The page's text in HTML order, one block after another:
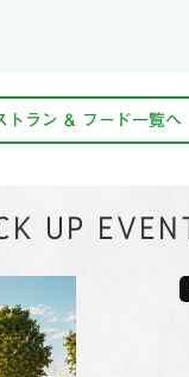
トラン & フード一覧へ
UP EVENT